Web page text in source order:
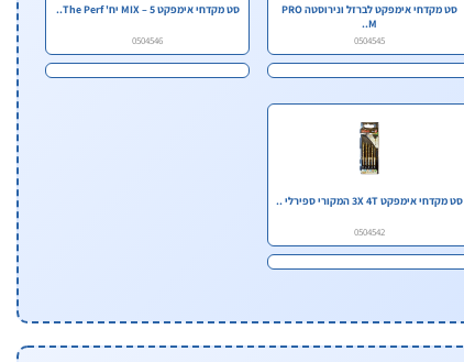
סט מקדחי אימפקט לברזל ונירוסטה PRO
M..
0504545
סט מקדחי אימפקט MIX – 5 יח' The Perf..
0504546
סט מקדחי אימפקט 3X 4T המקורי ספירלי ..
0504542